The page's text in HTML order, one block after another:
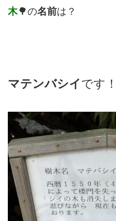
木🌳の名前は？
マテンバシイです！